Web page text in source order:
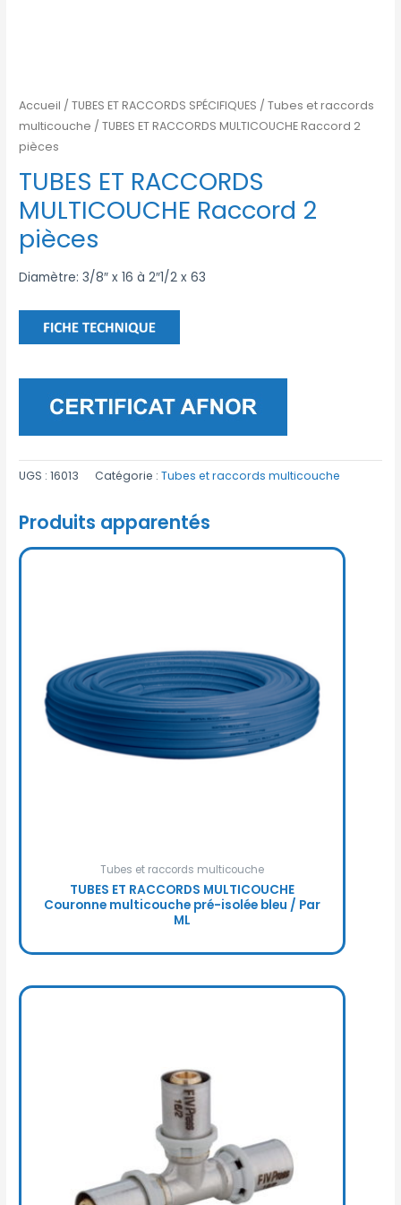
Accueil /TUBES ET RACCORDS SPÉCIFIQUES /Tubes et raccords
multicouche / TUBES ET RACCORDS MULTICOUCHE Raccord 2
pièces
TUBES ET RACCORDS
MULTICOUCHE Raccord 2
pièces
Diamètre: 3/8″ x 16 à 2″1/2 x 63
UGS :16013 Catégorie :Tubes et raccords multicouche
Produits apparentés
Tubes et raccords multicouche
TUBES ET RACCORDS MULTICOUCHE
Couronne multicouche pré-isolée bleu / Par
ML